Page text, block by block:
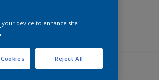
your device to enhance site
Reject All